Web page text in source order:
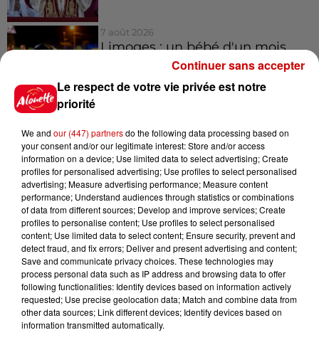
7 août 2026
Limoges : un bébé d'un mois
blessé dans un incendie, un
Jeux Voir plus
Gagnez vos places pour le
festival Marché Gourmand 2026
à Coulon !
Le Duel - Gagnez vos entrées
pour l'un des zoos de nos
régions !
Le respect de votre vie privée est notre
priorité
We and our (447) partnersdo the following data processing based on
your consent and/or our legitimate interest: Store and/or access
information on a device; Use limited data to select advertising; Create
profiles for personalised advertising; Use profiles to select personalised
advertising; Measure advertising performance; Measure content
performance; Understand audiences through statistics or combinations
of data from different sources; Develop and improve services; Create
profiles to personalise content; Use profiles to select personalised
content; Use limited data to select content; Ensure security, prevent and
detect fraud, and fix errors; Deliver and present advertising and content;
Save and communicate privacy choices. These technologies may
process personal data such as IP address and browsing data to offer
following functionalities: Identify devices based on information actively
requested; Use precise geolocation data; Match and combine data from
other data sources; Link different devices; Identify devices based on
information transmitted automatically.
Continuer sans accepter